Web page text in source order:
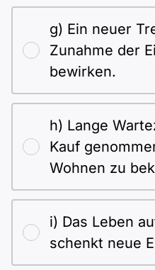
g) Ein neuer
Zunahme der
bewirken.
h) Lange
Kauf
Wohnen zu
i) Das Leben
schenkt neue